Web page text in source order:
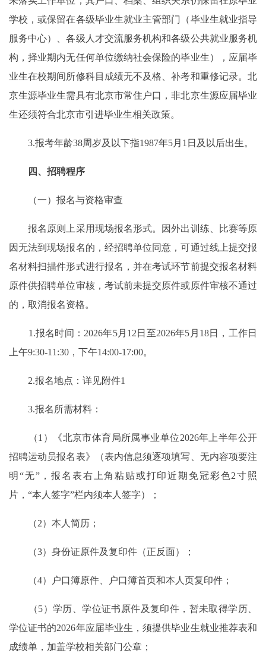
学校，或保留在各级毕业生就业主管部门（毕业生就业指导
服务中心）、各级人才交流服务机构和各级公共就业服务机
构，择业期内无任何单位缴纳社会保险的毕业生），应届毕
业生在校期间所修科目成绩无不及格、补考和重修记录。北
京生源毕业生需具有北京市常住户口，非北京生源应届毕业
生还须符合北京市引进毕业生相关政策。
3.报考年龄38周岁及以下指1987年5月1日及以后出生。
四、招聘程序
（一）报名与资格审查
报名原则上采用现场报名形式。因外出训练、比赛等原
因无法到现场报名的，经招聘单位同意，可通过线上提交报
名材料扫描件形式进行报名，并在考试环节前提交报名材料
原件供招聘单位审核，考试前未提交原件或原件审核不通过
的，取消报名资格。
1.报名时间：2026年5月12日至2026年5月18日，工作日
上午9:30-11:30，下午14:00-17:00。
2.报名地点：详见附件1
3.报名所需材料：
（1）《北京市体育局所属事业单位2026年上半年公开
招聘运动员报名表》（表内信息须逐项填写、无内容项要注
明“无”，报名表右上角粘贴或打印近期免冠彩色2寸照
片，“本人签字”栏内须本人签字）；
（2）本人简历；
（3）身份证原件及复印件（正反面）；
（4）户口簿原件、户口簿首页和本人页复印件；
（5）学历、学位证书原件及复印件，暂未取得学历、
学位证书的2026年应届毕业生，须提供毕业生就业推荐表和
成绩单，加盖学校相关部门公章；